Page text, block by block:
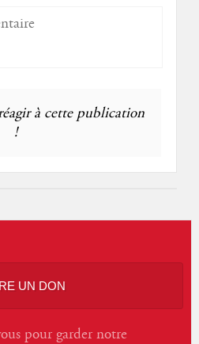
à cette publication
!
UN DON
pour garder notre